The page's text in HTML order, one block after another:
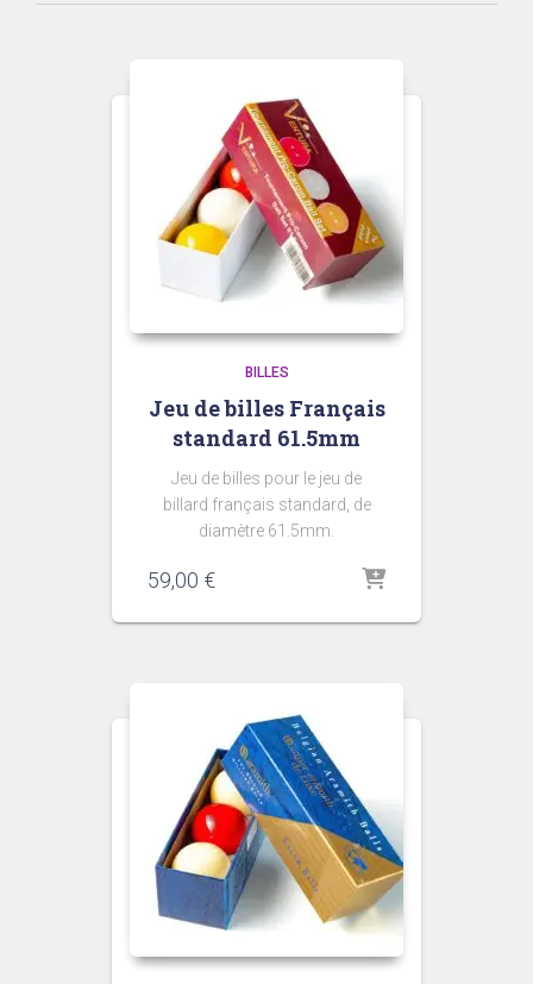
BILLES
Jeu de billes Français
standard 61.5mm
Jeu de billes pour le jeu de
billard français standard, de
diamètre 61.5mm.
59,00 €